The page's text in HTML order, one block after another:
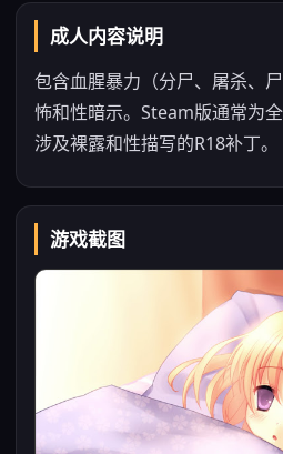
成人内容说明
包含血腥暴力（分尸、屠杀、
怖和性暗示。Steam版通常为
涉及裸露和性描写的R18补丁。
游戏截图